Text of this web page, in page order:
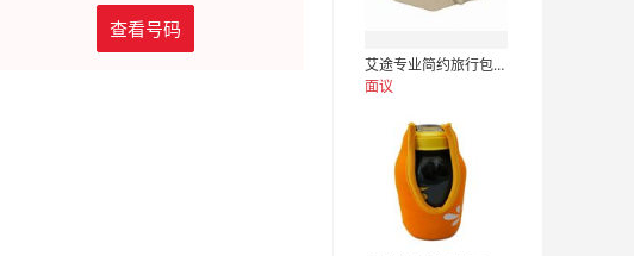
艾途专业简约旅行包一兆韦德款健身礼品包定制
面议
查看号码